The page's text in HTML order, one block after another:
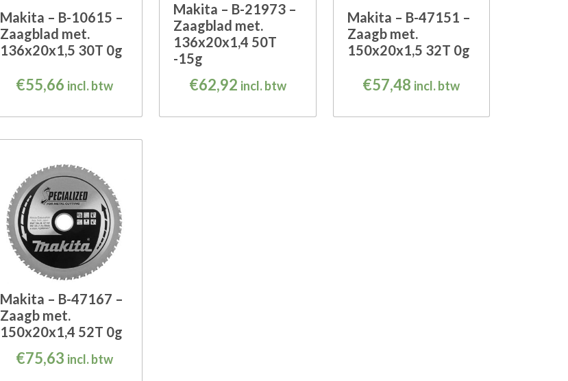
Makita – B-10615 –
Zaagblad met.
136x20x1,5 30T 0g
€55,66 incl. btw
Makita – B-21973 –
Zaagblad met.
136x20x1,4 50T
-15g
€62,92 incl. btw
Makita – B-47151 –
Zaagb met.
150x20x1,5 32T 0g
€57,48 incl. btw
Makita – B-47167 –
Zaagb met.
150x20x1,4 52T 0g
€75,63 incl. btw